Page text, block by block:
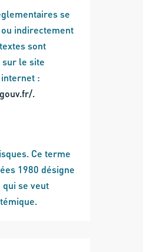
se
indirectement
sont
le site
:
.
Ce terme
1980 désigne
se veut